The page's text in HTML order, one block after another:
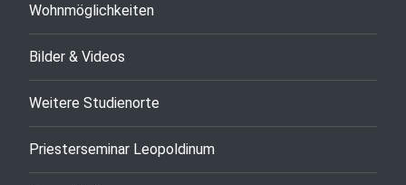
Wohnmöglichkeiten
Bilder & Videos
Weitere Studienorte
Priesterseminar Leopoldinum